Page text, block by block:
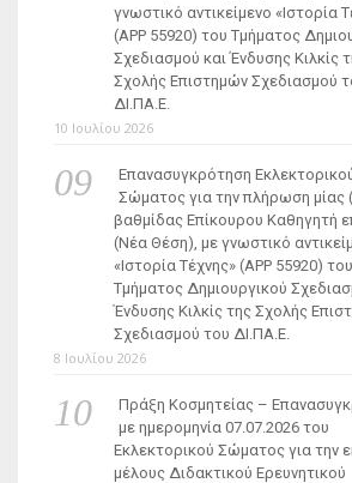
γνωστικό αντικείμενο «Ιστορία
(ΑΡΡ 55920) του Τμήματος
Σχεδιασμού και Ένδυσης Κιλκίς
Σχολής Επιστημών Σχεδιασμού
ΔΙ.ΠΑ.Ε.
10 Ιουλίου 2026
Επανασυγκρότηση
Σώματος για την πλήρωση μίας
βαθμίδας Επίκουρου Καθηγητή
(Νέα Θέση), με γνωστικό
«Ιστορία Τέχνης» (ΑΡΡ 55920) του
Τμήματος Δημιουργικού
Ένδυσης Κιλκίς της Σχολής
Σχεδιασμού του ΔΙ.ΠΑ.Ε.
8 Ιουλίου 2026
Πράξη Κοσμητείας –
με ημερομηνία 07.07.2026 του
Εκλεκτορικού Σώματος για την
μέλους Διδακτικού Ερευνητικού